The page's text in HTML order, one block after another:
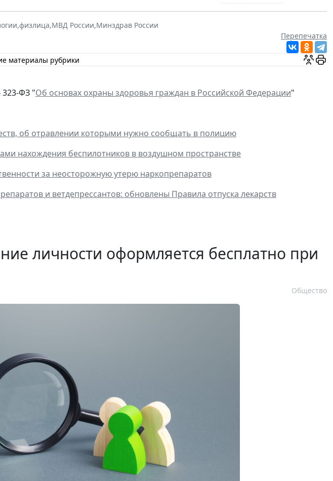
,физлица,МВД России,Минздрав России
Перепечатка
материалы рубрики
323-ФЗ "Об основах охраны здоровья граждан в Российской Федерации"
об отравлении которыми нужно сообщать в полицию
нахождения беспилотников в воздушном пространстве
за неосторожную утерю наркопрепаратов
и ветдепрессантов: обновлены Правила отпуска лекарств
личности оформляется бесплатно при
Общество